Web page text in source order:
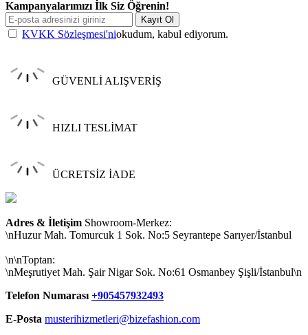
Kampanyalarımızı İlk Siz Öğrenin!
Kayıt Ol
KVKK Sözleşmesi'niokudum, kabul ediyorum.
GÜVENLİ ALIŞVERİŞ
HIZLI TESLİMAT
ÜCRETSİZ İADE
Adres & İletişim Showroom-Merkez:
\nHuzur Mah. Tomurcuk 1 Sok. No:5 Seyrantepe Sarıyer/İstanbul
\n\nToptan:
\nMeşrutiyet Mah. Şair Nigar Sok. No:61 Osmanbey Şişli/İstanbul\n
Telefon Numarası +905457932493
E-Posta musterihizmetleri@bizefashion.com